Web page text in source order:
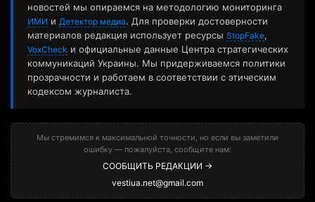
новостей мы опираемся на методологию мониторинга
ИМИ и Детектор медиа. Для проверки достоверности
материалов редакция использует ресурсы StopFake,
VoxCheck и официальные данные Центра стратегических
коммуникаций Украины. Мы придерживаемся политики
прозрачности и работаем в соответствии с этическим
кодексом журналиста.
Мы стремимся к максимальной точности, но если вы заметили
ошибку — пожалуйста, сообщите нам:
СООБЩИТЬ РЕДАКЦИИ →
vestiua.net@gmail.com